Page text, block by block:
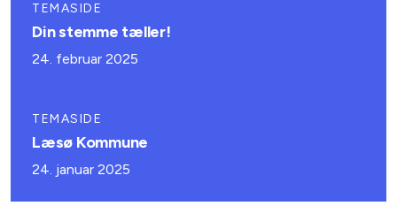
TEMASIDE
Din stemme tæller!
24. februar 2025
TEMASIDE
Læsø Kommune
24. januar 2025